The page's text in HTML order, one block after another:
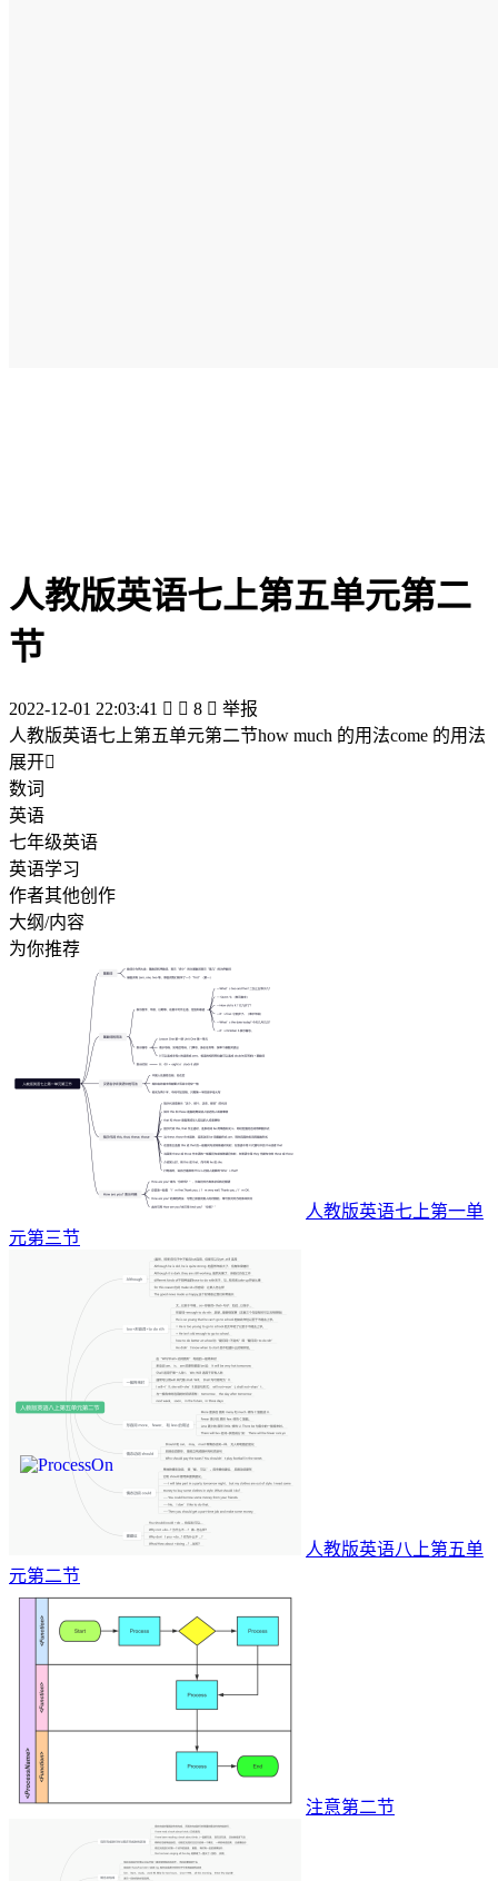
人教版英语七上第五单元第二
节
2022-12-01 22:03:41   8  举报
人教版英语七上第五单元第二节how much 的用法come 的用法
展开
数词
英语
七年级英语
英语学习
作者其他创作
大纲/内容
为你推荐
人教版英语七上第一单
元第三节
人教版英语八上第五单
元第二节
注意第二节